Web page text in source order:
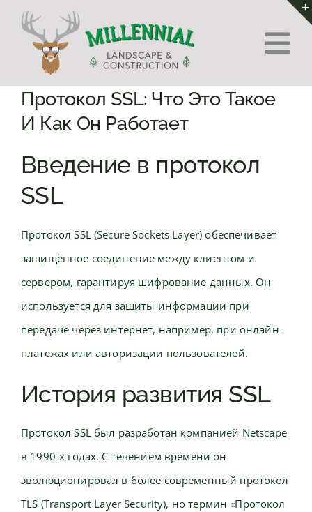
Home
Contact
Протокол SSL: Что Это Такое
И Как Он Работает
Введение в протокол
SSL
Протокол SSL (Secure Sockets Layer) обеспечивает
защищённое соединение между клиентом и
сервером, гарантируя шифрование данных. Он
используется для защиты информации при
передаче через интернет, например, при онлайн-
платежах или авторизации пользователей.
История развития SSL
Протокол SSL был разработан компанией Netscape
в 1990-х годах. С течением времени он
эволюционировал в более современный протокол
TLS (Transport Layer Security), но термин «Протокол